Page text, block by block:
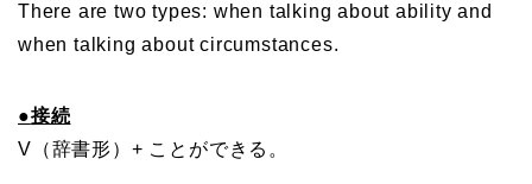
There are two types: when talking about ability and
when talking about circumstances.
●接続
V（辞書形）+ ことができる。